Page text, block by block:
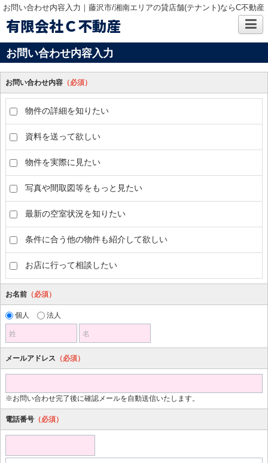
お問い合わせ内容入力｜藤沢市/湘南エリアの貸店舗(テナント)ならC不動産
有限会社Ｃ不動産
お問い合わせ内容入力
お問い合わせ内容 （必須）
物件の詳細を知りたい
資料を送って欲しい
物件を実際に見たい
写真や間取図等をもっと見たい
最新の空室状況を知りたい
条件に合う他の物件も紹介して欲しい
お店に行って相談したい
お名前 （必須）
個人 法人
姓 名
メールアドレス （必須）
※お問い合わせ完了後に確認メールを自動送信いたします。
電話番号 （必須）